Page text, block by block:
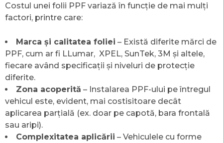
Costul unei folii PPF variază în funcție de mai mulți
factori, printre care:
Marca și calitatea foliei – Există diferite mărci de
PPF, cum ar fi LLumar, XPEL, SunTek, 3M și altele,
fiecare având specificații și niveluri de protecție
diferite.
Zona acoperită – Instalarea PPF-ului pe întregul
vehicul este, evident, mai costisitoare decât
aplicarea parțială (ex. doar pe capotă, bara frontală
sau aripi).
Complexitatea aplicării – Vehiculele cu forme